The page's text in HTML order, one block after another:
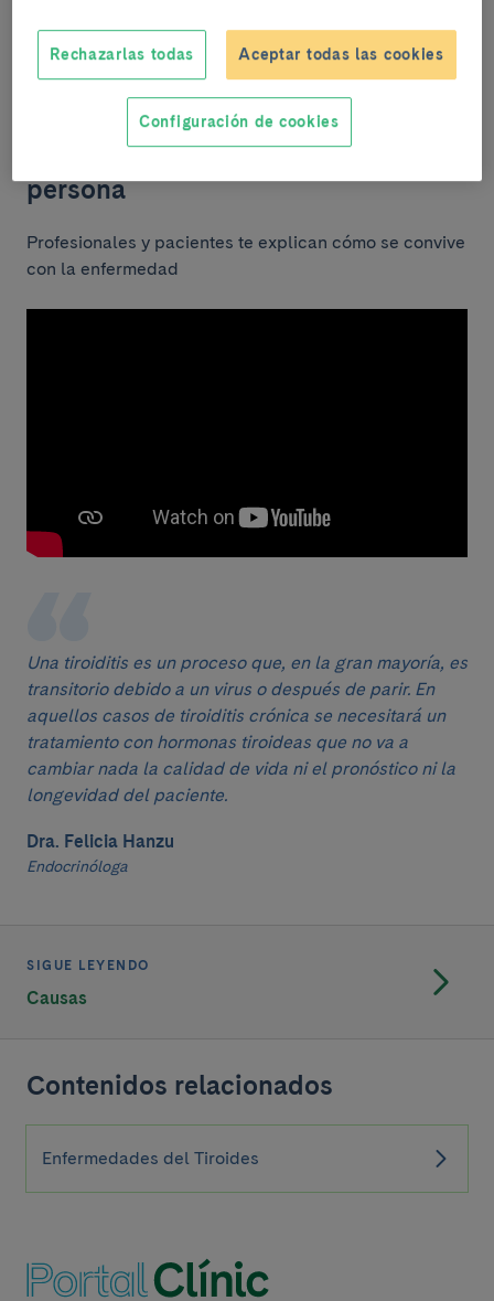
La tiroiditis es más frecuente en mujeres,
pero su prevalencia y edad de presentación
es variable en función de la causa.
persona
Profesionales y pacientes te explican cómo se convive
con la enfermedad
Una tiroiditis es un proceso que, en la gran mayoría, es
transitorio debido a un virus o después de parir. En
aquellos casos de tiroiditis crónica se necesitará un
tratamiento con hormonas tiroideas que no va a
cambiar nada la calidad de vida ni el pronóstico ni la
longevidad del paciente.
Dra. Felicia Hanzu
Endocrinóloga
SIGUE LEYENDO
Causas
Contenidos relacionados
Enfermedades del Tiroides
Rechazarlas todas Aceptar todas las cookies
Configuración de cookies